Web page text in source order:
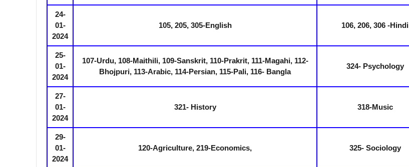
24-
01-
2024
105, 205, 305-English 106, 206, 306 -Hindi
25-
01-
2024
107-Urdu, 108-Maithili, 109-Sanskrit, 110-Prakrit, 111-Magahi, 112-
Bhojpuri, 113-Arabic, 114-Persian, 115-Pali, 116- Bangla
324- Psychology
27-
01-
2024
321- History 318-Music
29-
01-
2024
120-Agriculture, 219-Economics, 325- Sociology